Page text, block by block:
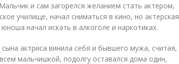
и сам загорелся желанием стать актером,
училище, начал сниматься в кино, но актерская
начал искать в алкоголе и наркотиках.
актриса винила себя и бывшего мужа, считая,
мальчишкой, подолгу оставался дома один,